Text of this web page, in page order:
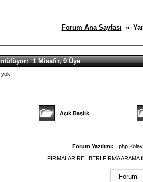
Forum Ana Sayfası »
1 Misafir, 0 Üye
Açık Başlık
Forum Yazılımı:
php
FİRMALAR REHBERİ FİRMA
Forum